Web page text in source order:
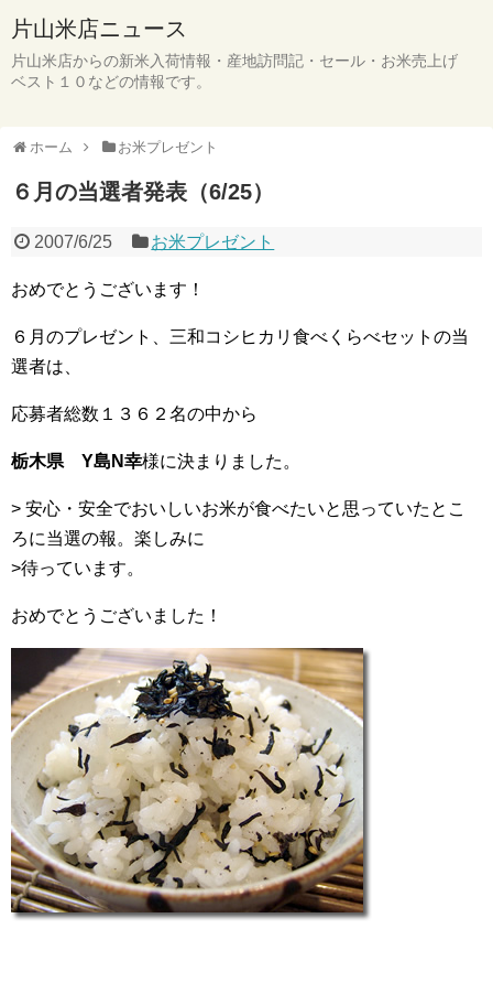
片山米店ニュース
片山米店からの新米入荷情報・産地訪問記・セール・お米売上げ
ベスト１０などの情報です。
ホーム お米プレゼント
６月の当選者発表（6/25）
2007/6/25 お米プレゼント
おめでとうございます！
６月のプレゼント、三和コシヒカリ食べくらべセットの当
選者は、
応募者総数１３６２名の中から
栃木県 Y島N幸様に決まりました。
> 安心・安全でおいしいお米が食べたいと思っていたとこ
ろに当選の報。楽しみに
>待っています。
おめでとうございました！